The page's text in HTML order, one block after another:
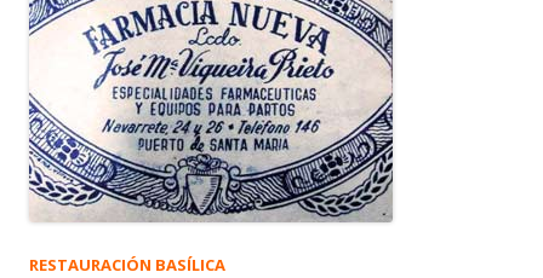
RESTAURACIÓN BASÍLICA